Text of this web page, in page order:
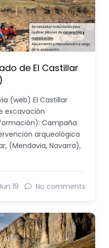
de El Castillar
(web) El Castillar
excavación
Campaña
arqueológica
(Mendavia, Navarra),
19 No comments